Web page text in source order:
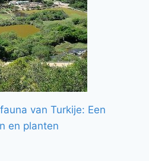
van Turkije: Een
en planten